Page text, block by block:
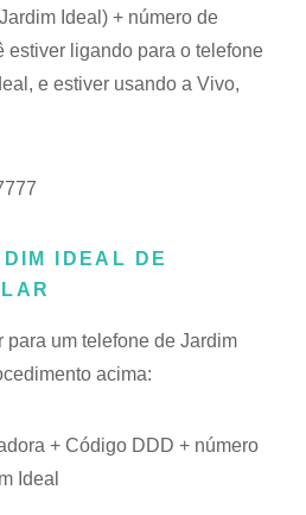
Ideal) + número de
estiver ligando para o telefone
e estiver usando a Vivo,
IDEAL DE
para um telefone de Jardim
acima:
+ Código DDD + número
Ideal